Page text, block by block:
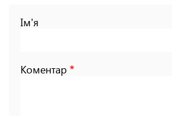
Ім'я
Коментар